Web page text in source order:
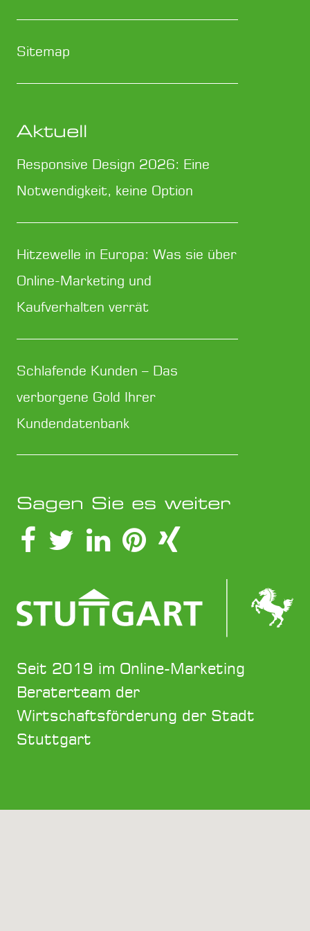
Sitemap
Aktuell
Responsive Design 2026: Eine
Notwendigkeit, keine Option
Hitzewelle in Europa: Was sie über
Online-Marketing und
Kaufverhalten verrät
Schlafende Kunden – Das
verborgene Gold Ihrer
Kundendatenbank
Sagen Sie es weiter
Seit 2019 im Online-Marketing
Beraterteam der
Wirtschaftsförderung der Stadt
Stuttgart